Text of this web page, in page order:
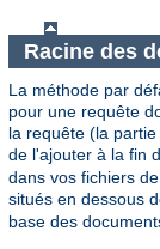
Racine des
La méthode par
pour une requête
la requête (la
de l'ajouter à la fin
dans vos fichiers
situés en dessous
base des